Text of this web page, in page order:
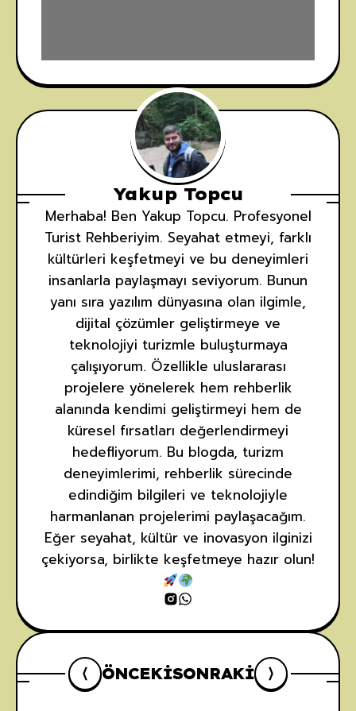
Yakup Topcu
Merhaba! Ben Yakup Topcu. Profesyonel
Turist Rehberiyim. Seyahat etmeyi, farklı
kültürleri keşfetmeyi ve bu deneyimleri
insanlarla paylaşmayı seviyorum. Bunun
yanı sıra yazılım dünyasına olan ilgimle,
dijital çözümler geliştirmeye ve
teknolojiyi turizmle buluşturmaya
çalışıyorum. Özellikle uluslararası
projelere yönelerek hem rehberlik
alanında kendimi geliştirmeyi hem de
küresel fırsatları değerlendirmeyi
hedefliyorum. Bu blogda, turizm
deneyimlerimi, rehberlik sürecinde
edindiğim bilgileri ve teknolojiyle
harmanlanan projelerimi paylaşacağım.
Eğer seyahat, kültür ve inovasyon ilginizi
çekiyorsa, birlikte keşfetmeye hazır olun!
ÖNCEKISONRAKI